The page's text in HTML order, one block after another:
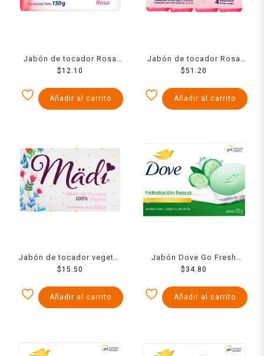
Jabón de tocador Rosa
Venus rosa 150 g
$12.10
Añadir al carrito
Jabón de tocador Rosa
Venus rosa 4 pack de 150
$51.20
Añadir al carrito
Jabón de tocador vegetal
Madi 150 g
$15.50
Añadir al carrito
Jabón Dove Go Fresh
pepino y té verde 135 g
$ 34.80
Añadir al carrito